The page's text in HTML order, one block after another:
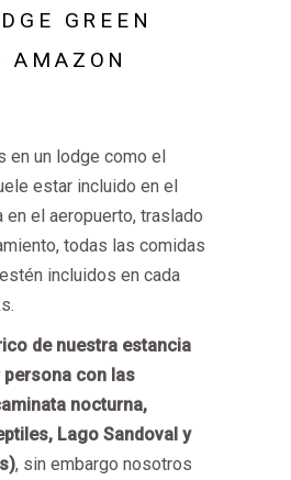
GREEN
AMAZON
en un lodge como el
estar incluido en el
en el aeropuerto, traslado
todas las comidas
incluidos en cada
de nuestra estancia
persona con las
nocturna,
Lago Sandoval y
, sin embargo nosotros